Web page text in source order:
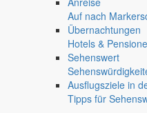
Auf nach
Übernachtungen
Hotels &
Sehenswert
Ausflugsziele in
Tipps für
Jauernick-Buschbach